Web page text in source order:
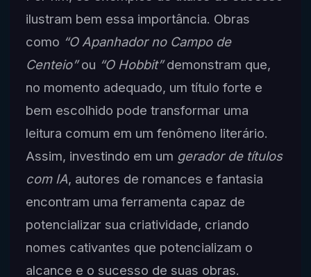
ilustram bem essa importância. Obras
como “O Apanhador no Campo de
Centeio”ou “O Hobbit”demonstram que,
no momento adequado, um título forte e
bem escolhido pode transformar uma
leitura comum em um fenômeno literário.
Assim, investindo em um gerador de títulos
com IA, autores de romances e fantasia
encontram uma ferramenta capaz de
potencializar sua criatividade, criando
nomes cativantes que potencializam o
alcance e o sucesso de suas obras.